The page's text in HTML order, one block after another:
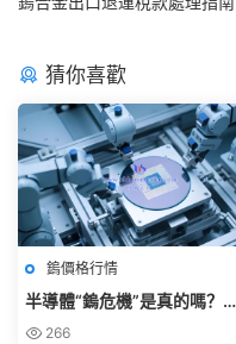
猜你喜歡
鎢價格行情
半導體“鎢危機”是真的嗎？
——通過日韓公開信息交叉驗
266